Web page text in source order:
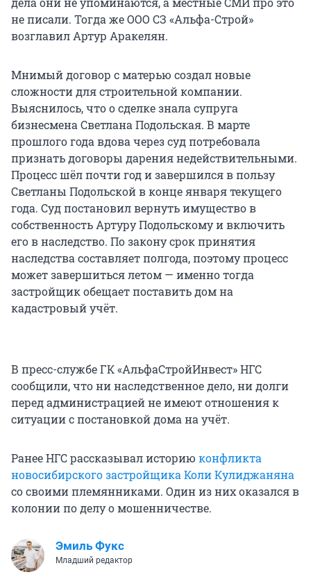
не писали. Тогда же ООО СЗ «Альфа-Строй»
возглавил Артур Аракелян.
Мнимый договор с матерью создал новые
сложности для строительной компании.
Выяснилось, что о сделке знала супруга
бизнесмена Светлана Подольская. В марте
прошлого года вдова через суд потребовала
признать договоры дарения недействительными.
Процесс шёл почти год и завершился в пользу
Светланы Подольской в конце января текущего
года. Суд постановил вернуть имущество в
собственность Артуру Подольскому и включить
его в наследство. По закону срок принятия
наследства составляет полгода, поэтому процесс
может завершиться летом — именно тогда
застройщик обещает поставить дом на
кадастровый учёт.
В пресс-службе ГК «АльфаСтройИнвест» НГС
сообщили, что ни наследственное дело, ни долги
перед администрацией не имеют отношения к
ситуации с постановкой дома на учёт.
Ранее НГС рассказывал историю конфликта
новосибирского застройщика Коли Кулиджаняна
со своими племянниками. Один из них оказался в
колонии по делу о мошенничестве.
Эмиль Фукс
Младший редактор